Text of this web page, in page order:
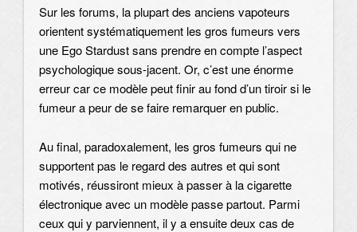
Sur les forums, la plupart des anciens vapoteurs
orientent systématiquement les gros fumeurs vers
une Ego Stardust sans prendre en compte l’aspect
psychologique sous-jacent. Or, c’est une énorme
erreur car ce modèle peut finir au fond d’un tiroir si le
fumeur a peur de se faire remarquer en public.
Au final, paradoxalement, les gros fumeurs qui ne
supportent pas le regard des autres et qui sont
motivés, réussiront mieux à passer à la cigarette
électronique avec un modèle passe partout. Parmi
ceux qui y parviennent, il y a ensuite deux cas de